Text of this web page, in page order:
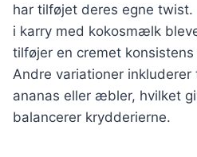
har tilføjet deres egne twist.
i karry med kokosmælk
tilføjer en cremet
Andre variationer
ananas eller æbler, hvilket
balancerer krydderierne.